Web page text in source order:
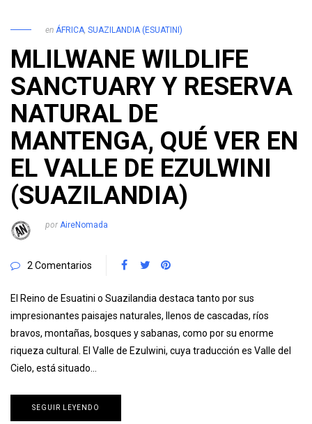
en ÁFRICA, SUAZILANDIA (ESUATINI)
MLILWANE WILDLIFE
SANCTUARY Y RESERVA
NATURAL DE
MANTENGA, QUÉ VER EN
EL VALLE DE EZULWINI
(SUAZILANDIA)
por AireNomada
2 Comentarios
El Reino de Esuatini o Suazilandia destaca tanto por sus
impresionantes paisajes naturales, llenos de cascadas, ríos
bravos, montañas, bosques y sabanas, como por su enorme
riqueza cultural. El Valle de Ezulwini, cuya traducción es Valle del
Cielo, está situado…
SEGUIR LEYENDO